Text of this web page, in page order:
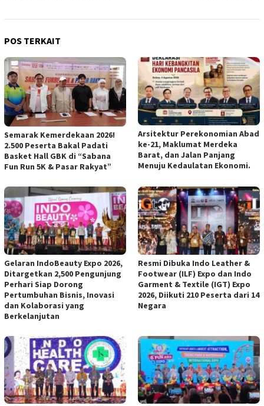
POS TERKAIT
Semarak Kemerdekaan 2026!
2.500 Peserta Bakal Padati
Basket Hall GBK di “Sabana
Fun Run 5K & Pasar Rakyat”
Arsitektur Perekonomian Abad
ke-21, Maklumat Merdeka
Barat, dan Jalan Panjang
Menuju Kedaulatan Ekonomi.
Gelaran IndoBeauty Expo 2026,
Ditargetkan 2,500 Pengunjung
Perhari Siap Dorong
Pertumbuhan Bisnis, Inovasi
dan Kolaborasi yang
Berkelanjutan
Resmi Dibuka Indo Leather &
Footwear (ILF) Expo dan Indo
Garment & Textile (IGT) Expo
2026, Diikuti 210 Peserta dari 14
Negara